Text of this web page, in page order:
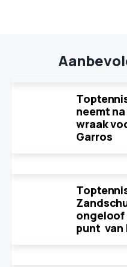
neemt
wraak
Garros
ongeloof
punt van